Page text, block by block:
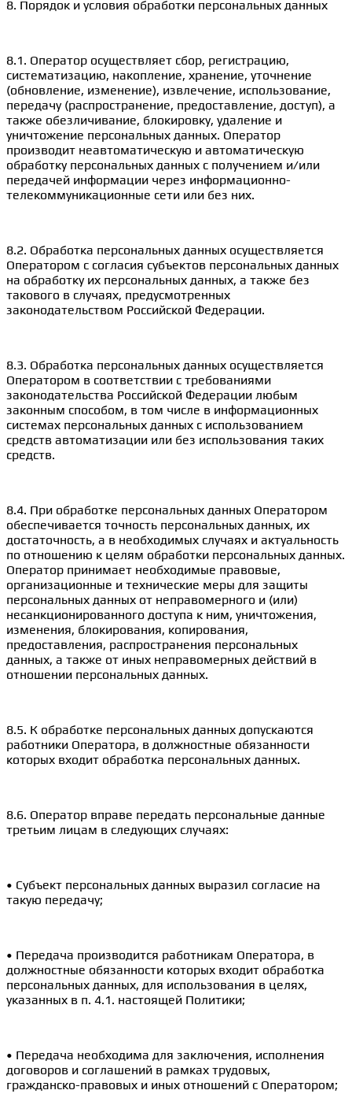
8. Порядок и условия обработки персональных данных
8.1. Оператор осуществляет сбор, регистрацию,
систематизацию, накопление, хранение, уточнение
(обновление, изменение), извлечение, использование,
передачу (распространение, предоставление, доступ), а
также обезличивание, блокировку, удаление и
уничтожение персональных данных. Оператор
производит неавтоматическую и автоматическую
обработку персональных данных с получением и/или
передачей информации через информационно-
телекоммуникационные сети или без них.
8.2. Обработка персональных данных осуществляется
Оператором с согласия субъектов персональных данных
на обработку их персональных данных, а также без
такового в случаях, предусмотренных
законодательством Российской Федерации.
8.3. Обработка персональных данных осуществляется
Оператором в соответствии с требованиями
законодательства Российской Федерации любым
законным способом, в том числе в информационных
системах персональных данных с использованием
средств автоматизации или без использования таких
средств.
8.4. При обработке персональных данных Оператором
обеспечивается точность персональных данных, их
достаточность, а в необходимых случаях и актуальность
по отношению к целям обработки персональных данных.
Оператор принимает необходимые правовые,
организационные и технические меры для защиты
персональных данных от неправомерного и (или)
несанкционированного доступа к ним, уничтожения,
изменения, блокирования, копирования,
предоставления, распространения персональных
данных, а также от иных неправомерных действий в
отношении персональных данных.
8.5. К обработке персональных данных допускаются
работники Оператора, в должностные обязанности
которых входит обработка персональных данных.
8.6. Оператор вправе передать персональные данные
третьим лицам в следующих случаях:
• Субъект персональных данных выразил согласие на
такую передачу;
• Передача производится работникам Оператора, в
должностные обязанности которых входит обработка
персональных данных, для использования в целях,
указанных в п. 4.1. настоящей Политики;
• Передача необходима для заключения, исполнения
договоров и соглашений в рамках трудовых,
гражданско-правовых и иных отношений с Оператором;